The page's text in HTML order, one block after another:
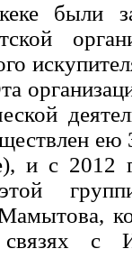
были
ею
и с 2012
с